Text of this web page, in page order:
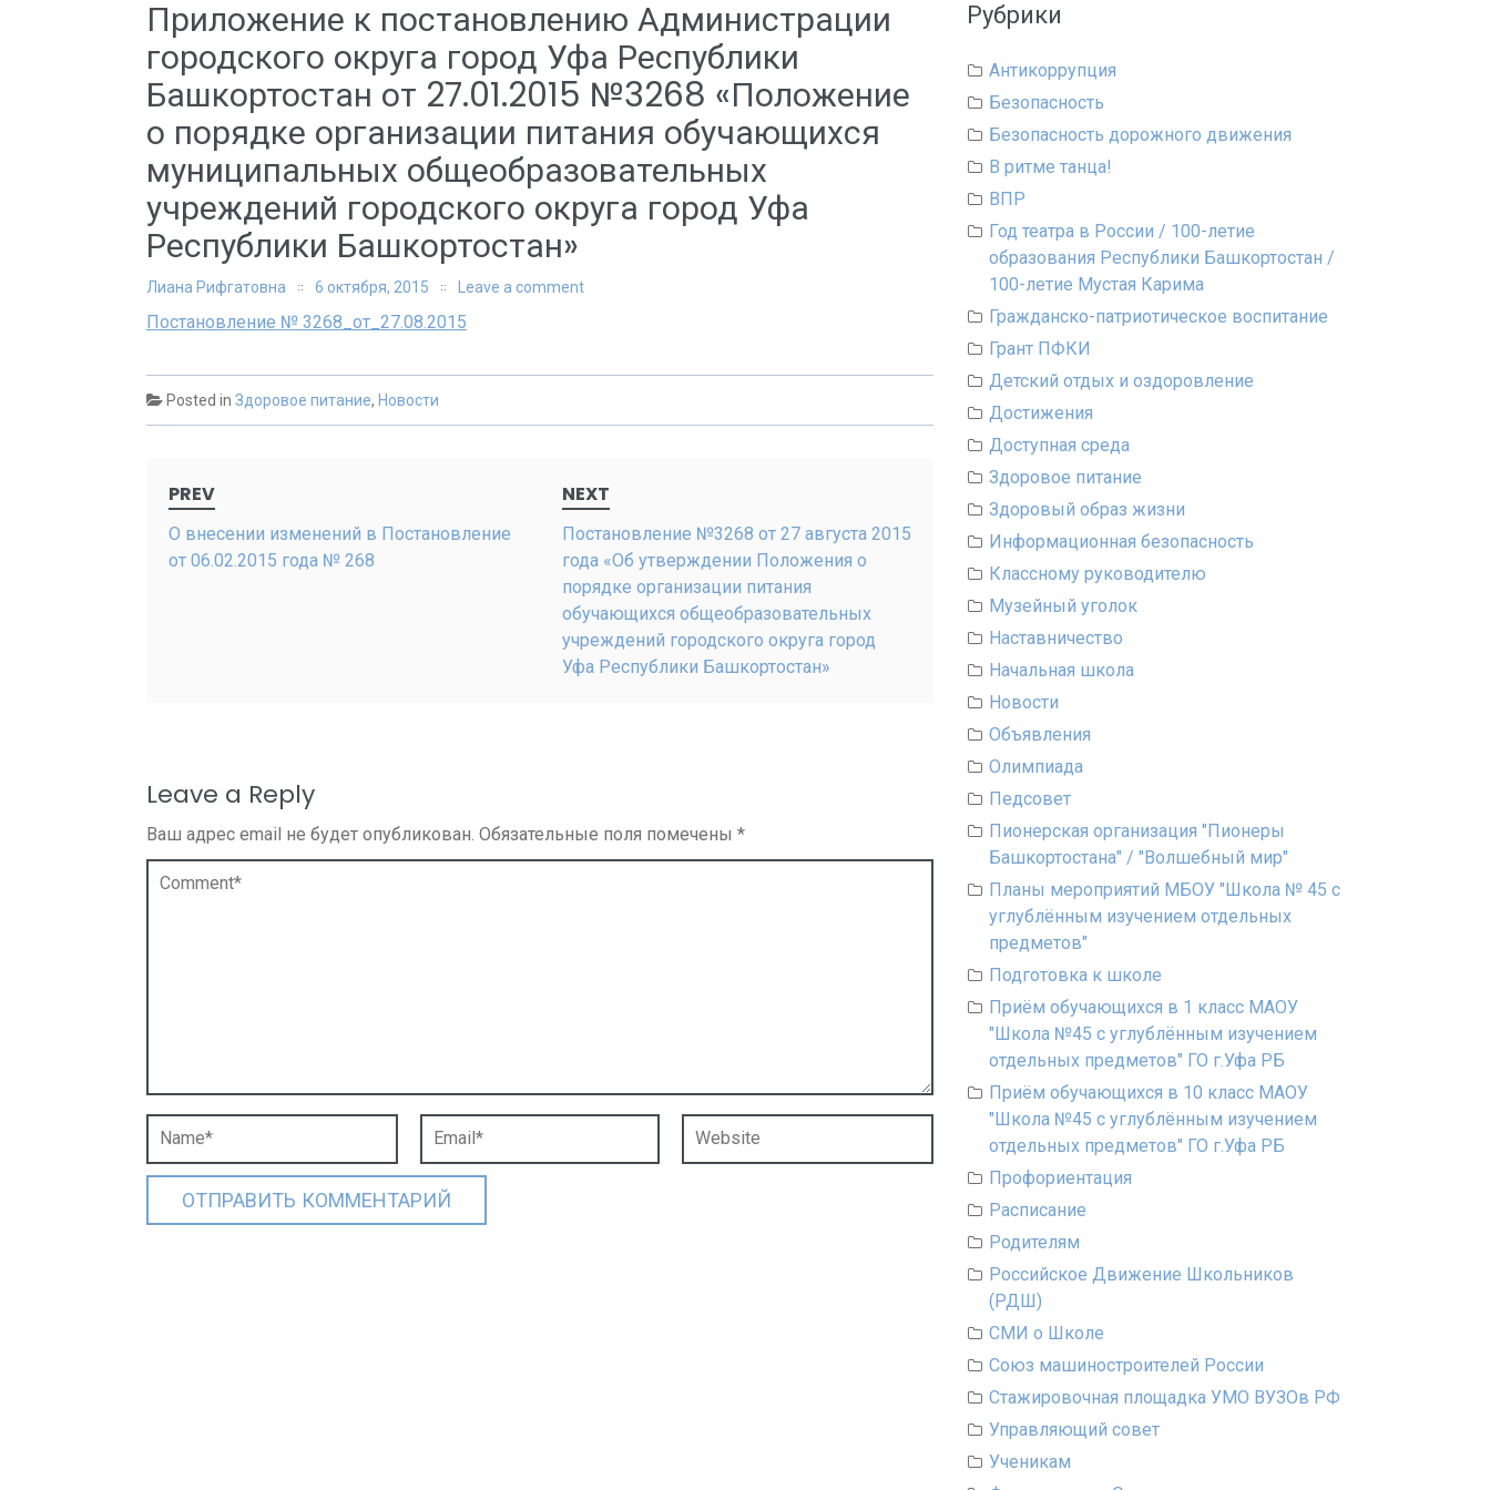
Приложение к постановлению Администрации
городского округа город Уфа Республики
Башкортостан от 27.01.2015 №3268 «Положение
о порядке организации питания обучающихся
муниципальных общеобразовательных
учреждений городского округа город Уфа
Республики Башкортостан»
Лиана Рифгатовна 6 октября, 2015 Leave a comment
Постановление № 3268_от_27.08.2015
Posted in Здоровое питание, Новости
navigation
PREV
О внесении изменений в Постановление
от 06.02.2015 года № 268
NEXT
Постановление №3268 от 27 августа 2015
года «Об утверждении Положения о
порядке организации питания
обучающихся общеобразовательных
учреждений городского округа город
Уфа Республики Башкортостан»
Leave a Reply
Ваш адрес email не будет опубликован. Обязательные поля помечены *
Рубрики
Антикоррупция
Безопасность
Безопасность дорожного движения
В ритме танца!
ВПР
Год театра в России / 100-летие
образования Республики Башкортостан /
100-летие Мустая Карима
Гражданско-патриотическое воспитание
Грант ПФКИ
Детский отдых и оздоровление
Достижения
Доступная среда
Здоровое питание
Здоровый образ жизни
Информационная безопасность
Классному руководителю
Музейный уголок
Наставничество
Начальная школа
Новости
Объявления
Олимпиада
Педсовет
Пионерская организация "Пионеры
Башкортостана" / "Волшебный мир"
Планы мероприятий МБОУ "Школа № 45 с
углублённым изучением отдельных
предметов"
Подготовка к школе
Приём обучающихся в 1 класс МАОУ
"Школа №45 с углублённым изучением
отдельных предметов" ГО г.Уфа РБ
Приём обучающихся в 10 класс МАОУ
"Школа №45 с углублённым изучением
отдельных предметов" ГО г.Уфа РБ
Профориентация
Расписание
Родителям
Российское Движение Школьников
(РДШ)
СМИ о Школе
Союз машиностроителей России
Стажировочная площадка УМО ВУЗОв РФ
Управляющий совет
Ученикам